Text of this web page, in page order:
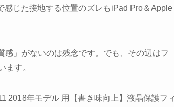
じた接地する位置のズレもiPad Pro＆Apple
」がないのは残念です。でも、その辺はフ
ます。
2018年モデル 用【書き味向上】液晶保護フ